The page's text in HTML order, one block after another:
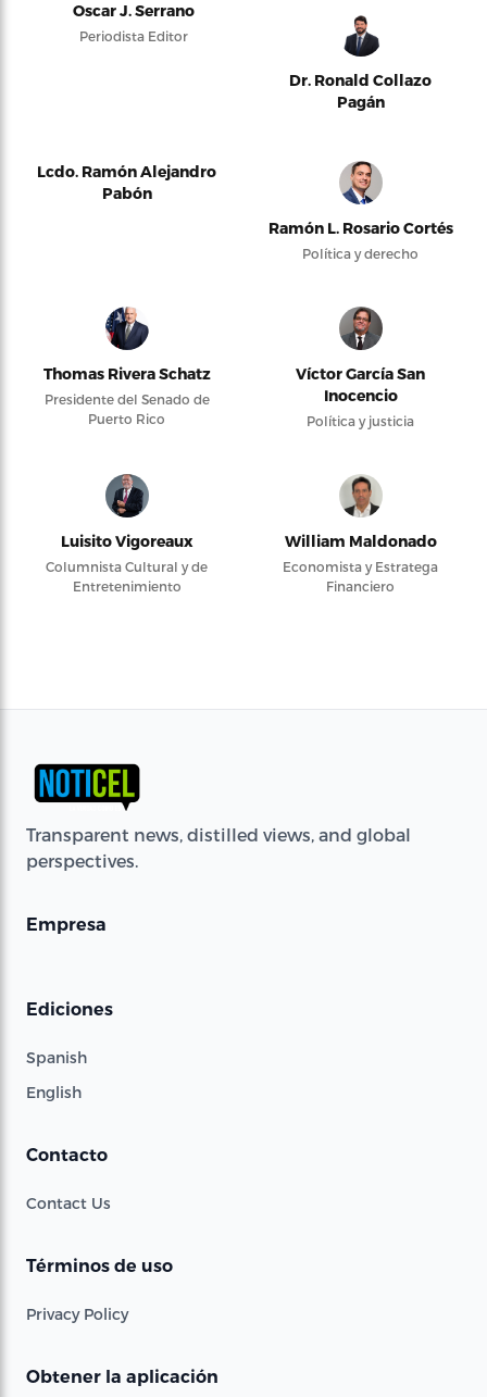
Oscar J. Serrano
Periodista Editor
Dr. Ronald Collazo
Pagán
Lcdo. Ramón Alejandro
Pabón
Ramón L. Rosario Cortés
Política y derecho
Thomas Rivera Schatz
Presidente del Senado de
Puerto Rico
Víctor García San
Inocencio
Política y justicia
Luisito Vigoreaux
Columnista Cultural y de
Entretenimiento
William Maldonado
Economista y Estratega
Financiero
Transparent news, distilled views, and global
perspectives.
Empresa
Ediciones
Spanish
English
Contacto
Contact Us
Términos de uso
Privacy Policy
Obtener la aplicación